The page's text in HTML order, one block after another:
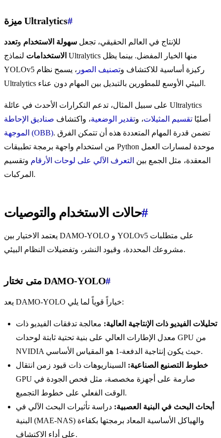
ميزة Ultralytics#
للإنتاج في العالم الحقيقي، تجعل سهولة الاستخدام وتعدد
الاستخدامات لنماذج Ultralytics منها الخيار المفضل. بينما يظل
YOLOv5 ركيزة أساسية للاكتشاف وتصنيف الصور ، يسمح نظام
Ultralytics البيئي الأوسع للمطورين بالتبديل بين المهام دون عناء.
على سبيل المثال، تدعم التكرارات الأحدث في عائلة Ultralytics
أصليًا تقسيم المثيلات، وتقدير الوضعية، واكتشاف صناديق الإحاطة
الموجهة (OBB). تضمن قدرة المهام المتعددة هذه أن تتمكن الفرق
من استخدام واجهة برمجة تطبيقات Python موحدة لمسارات العمل
المعقدة، مثل الجمع بين التعرف الآلي على لوحات الأرقام وتقسيم
المركبات.
حالات الاستخدام والتوصيات#
يعتمد الاختيار بين DAMO-YOLO و YOLOv5 على متطلبات
مشروعك المحددة، وقيود النشر، وتفضيلات النظام البيئي.
متى تختار DAMO-YOLO#
يعد DAMO-YOLO خياراً قوياً لما يلي:
تحليلات الفيديو ذات الإنتاجية العالية: معالجة تدفقات الفيديو ذات
معدل الإطارات العالي على بنية تحتية ثابتة لوحدات GPU من
NVIDIA حيث يكون إنتاجية الدفعة-1 هو المقياس الأساسي.
خطوط التصنيع الصناعية: السيناريوهات ذات قيود زمن انتقال
GPU صارمة على أجهزة مخصصة، مثل فحص الجودة في
الوقت الفعلي على خطوط التجميع.
أبحاث البحث في البنية العصبية: دراسة تأثيرات البحث الآلي في
البنية (MAE-NAS) والهياكل الأساسية المعاد برمجتها بكفاءة
على أداء الاكتشاف.